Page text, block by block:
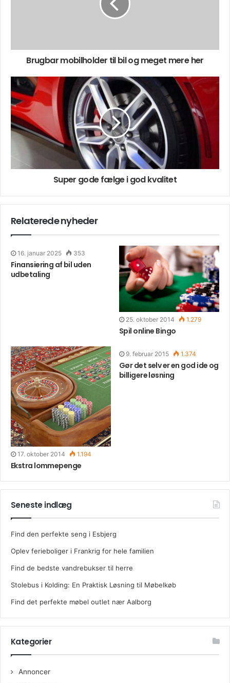
Brugbar mobilholder til bil og meget mere her
Super gode fælge i god kvalitet
Relaterede nyheder
16. januar 2025 353
Finansiering af bil uden
udbetaling
25. oktober 2014 1.279
Spil online Bingo
17. oktober 2014 1.194
Ekstra lommepenge
9. februar 2015 1.374
Gør det selv er en god ide og
billigere løsning
Seneste indlæg
Find den perfekte seng i Esbjerg
Oplev ferieboliger i Frankrig for hele familien
Find de bedste vandrebukser til herre
Stolebus i Kolding: En Praktisk Løsning til Møbelkøb
Find det perfekte møbel outlet nær Aalborg
Kategorier
Annoncer